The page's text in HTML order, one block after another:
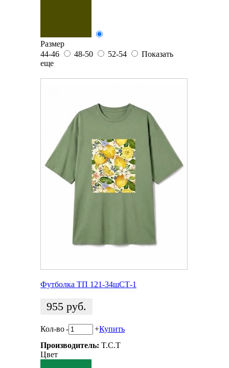
Размер
44-46
48-50 52-54
Показать
еще
Футболка ТП 121-34шСТ-1
955 руб.
Кол-во- +Купить
Производитель: T.C.T
Цвет